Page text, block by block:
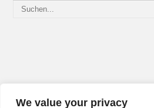
We value your privacy